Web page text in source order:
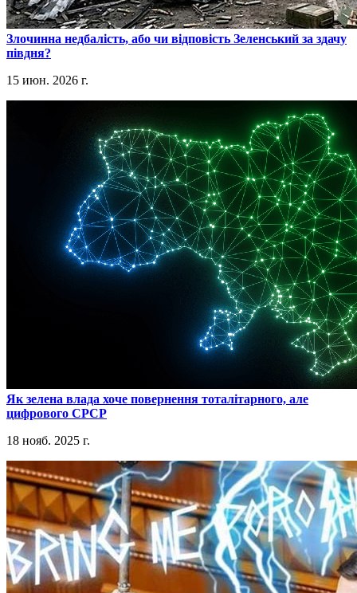
​Злочинна недбалість, або чи відповість Зеленський за здачу
півдня?
15 июн. 2026 г.
​Як зелена влада хоче повернення тоталітарного, але
цифрового СРСР
18 нояб. 2025 г.